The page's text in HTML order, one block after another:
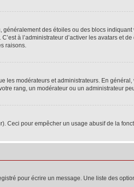
des étoiles ou des blocs
à l’administrateur d’activer les avatars et
raisons.
modérateurs et administrateurs. En
rang, un modérateur ou un administrateur
Ceci pour empêcher un usage abusif de la
pour écrire un message. Une liste des